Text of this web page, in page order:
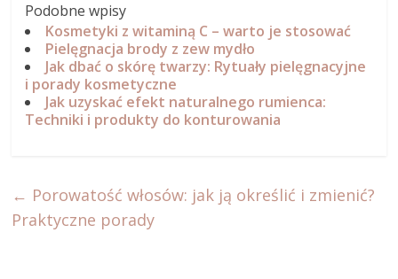
Podobne wpisy
Kosmetyki z witaminą C – warto je stosować
Pielęgnacja brody z zew mydło
Jak dbać o skórę twarzy: Rytuały pielęgnacyjne
i porady kosmetyczne
Jak uzyskać efekt naturalnego rumienca:
Techniki i produkty do konturowania
← Porowatość włosów: jak ją określić i zmienić?
Praktyczne porady